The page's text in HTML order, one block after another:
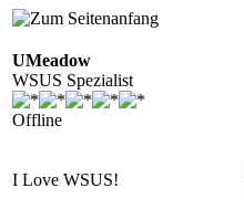
UMeadow
WSUS Spezialist
Offline
I Love WSUS!